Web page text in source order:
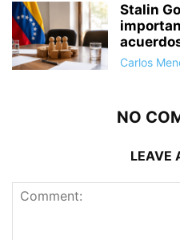
Stalin
Carlos
NO
LEAVE